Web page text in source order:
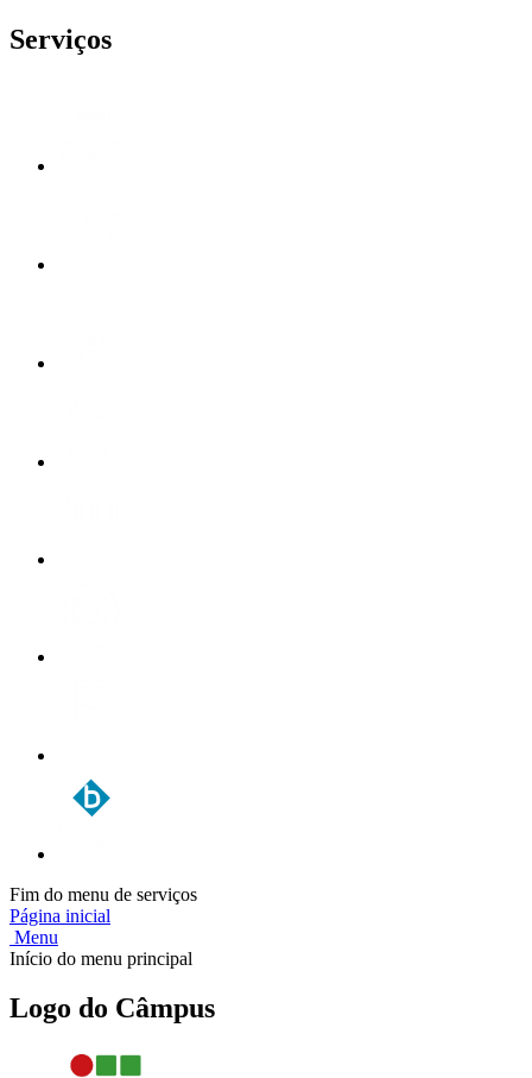
Serviços
Fim do menu de serviços
Página inicial
Menu
Início do menu principal
Logo do Câmpus